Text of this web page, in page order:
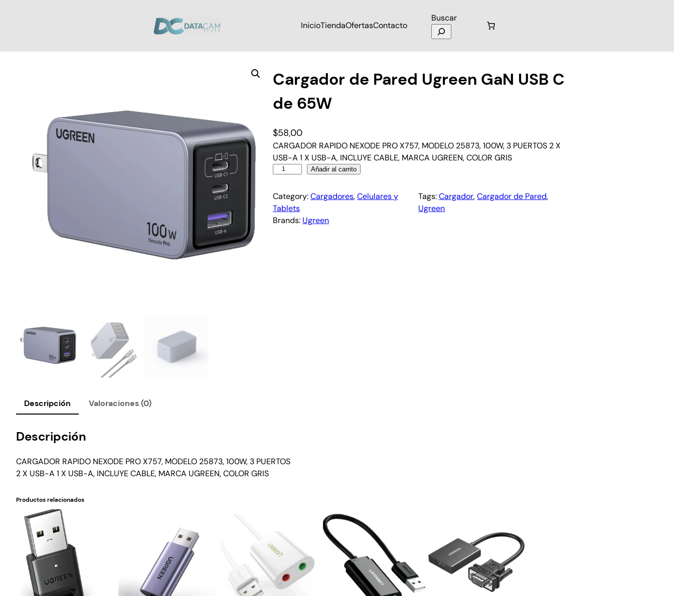
InicioTiendaOfertasContacto
Buscar
Cargador de Pared Ugreen GaN USB C
de 65W
$58,00
CARGADOR RAPIDO NEXODE PRO X757, MODELO 25873, 100W, 3 PUERTOS 2 X
USB-A 1 X USB-A, INCLUYE CABLE, MARCA UGREEN, COLOR GRIS
Añadir al carrito
Category:Cargadores, Celulares y
Tablets
Tags:Cargador, Cargador de Pared
Ugreen
Brands: Ugreen
Descripción Valoraciones (0)
Descripción
CARGADOR RAPIDO NEXODE PRO X757, MODELO 25873, 100W, 3 PUERTOS
2 X USB-A 1 X USB-A, INCLUYE CABLE, MARCA UGREEN, COLOR GRIS
Productos relacionados